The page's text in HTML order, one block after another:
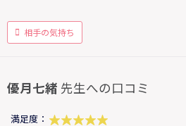
相手の気持ち
優月七緒 先生への口コミ
満足度：